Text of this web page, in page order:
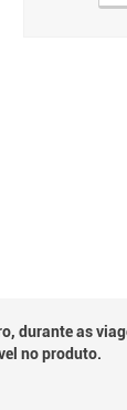
durante as
no produto.